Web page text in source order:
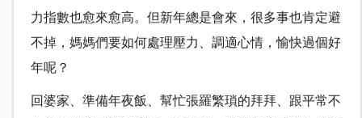
力指數也愈來愈高。但新年總是會來，很多事也肯定避
不掉，媽媽們要如何處理壓力、調適心情，愉快過個好
年呢？
回婆家、準備年夜飯、幫忙張羅繁瑣的拜拜、跟平常不